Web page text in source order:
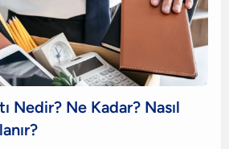
Nedir? Ne Kadar? Nasıl